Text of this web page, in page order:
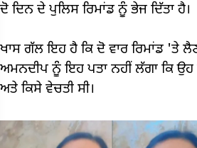
ਦੋ ਦਿਨ ਦੇ ਪੁਲਿਸ ਰਿਮਾਂਡ ਨੂੰ ਭੇਜ ਦਿੱਤਾ ਹੈ।
ਖਾਸ ਗੱਲ ਇਹ ਹੈ ਕਿ ਦੋ ਵਾਰ ਰਿਮਾਂਡ 'ਤੇ
ਅਮਨਦੀਪ ਨੂੰ ਇਹ ਪਤਾ ਨਹੀਂ ਲੱਗਾ ਕਿ ਉਹ
ਅਤੇ ਕਿਸੇ ਵੇਚਤੀ ਸੀ।